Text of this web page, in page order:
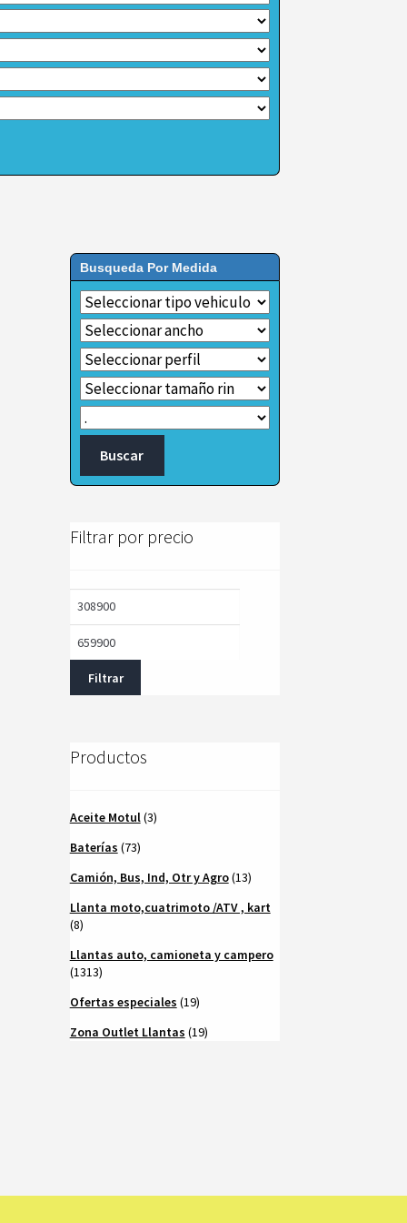
Busqueda Por Medida
Filtrar por precio
Filtrar
Productos
Aceite Motul(3)
Baterías (73)
Camión, Bus, Ind, Otr y Agro(13)
Llanta moto,cuatrimoto /ATV , kart
(8)
Llantas auto, camioneta y campero
(1313)
Ofertas especiales (19)
Zona Outlet Llantas (19)